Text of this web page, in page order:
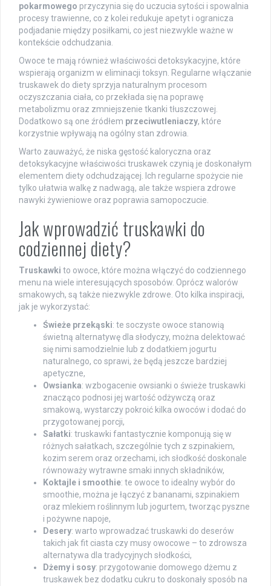
pokarmowego przyczynia się do uczucia sytości i spowalnia
procesy trawienne, co z kolei redukuje apetyt i ogranicza
podjadanie między posiłkami, co jest niezwykle ważne w
kontekście odchudzania.
Owoce te mają również właściwości detoksykacyjne, które
wspierają organizm w eliminacji toksyn. Regularne włączanie
truskawek do diety sprzyja naturalnym procesom
oczyszczania ciała, co przekłada się na poprawę
metabolizmu oraz zmniejszenie tkanki tłuszczowej.
Dodatkowo są one źródłem przeciwutleniaczy, które
korzystnie wpływają na ogólny stan zdrowia.
Warto zauważyć, że niska gęstość kaloryczna oraz
detoksykacyjne właściwości truskawek czynią je doskonałym
elementem diety odchudzającej. Ich regularne spożycie nie
tylko ułatwia walkę z nadwagą, ale także wspiera zdrowe
nawyki żywieniowe oraz poprawia samopoczucie.
Jak wprowadzić truskawki do
codziennej diety?
Truskawki to owoce, które można włączyć do codziennego
menu na wiele interesujących sposobów. Oprócz walorów
smakowych, są także niezwykle zdrowe. Oto kilka inspiracji,
jak je wykorzystać:
Świeże przekąski: te soczyste owoce stanowią
świetną alternatywę dla słodyczy, można delektować
się nimi samodzielnie lub z dodatkiem jogurtu
naturalnego, co sprawi, że będą jeszcze bardziej
apetyczne,
Owsianka: wzbogacenie owsianki o świeże truskawki
znacząco podnosi jej wartość odżywczą oraz
smakową, wystarczy pokroić kilka owoców i dodać do
przygotowanej porcji,
Sałatki: truskawki fantastycznie komponują się w
różnych sałatkach, szczególnie tych z szpinakiem,
kozim serem oraz orzechami, ich słodkość doskonale
równoważy wytrawne smaki innych składników,
Koktajle i smoothie: te owoce to idealny wybór do
smoothie, można je łączyć z bananami, szpinakiem
oraz mlekiem roślinnym lub jogurtem, tworząc pyszne
i pożywne napoje,
Desery: warto wprowadzać truskawki do deserów
takich jak fit ciasta czy musy owocowe – to zdrowsza
alternatywa dla tradycyjnych słodkości,
Dżemy i sosy: przygotowanie domowego dżemu z
truskawek bez dodatku cukru to doskonały sposób na